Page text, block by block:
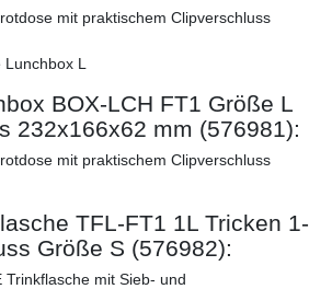
mit praktischem Clipverschluss
L
BOX-LCH FT1 Größe L
232x166x62 mm (576981):
mit praktischem Clipverschluss
TFL-FT1 1L Tricken 1-
Größe S (576982):
Trinkflasche mit Sieb- und